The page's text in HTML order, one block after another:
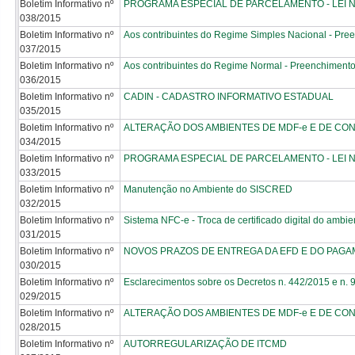
Boletim Informativo nº
038/2015
PROGRAMA ESPECIAL DE PARCELAMENTO - LEI
Boletim Informativo nº
037/2015
Aos contribuintes do Regime Simples Nacional -
Boletim Informativo nº
036/2015
Aos contribuintes do Regime Normal -
Boletim Informativo nº
035/2015
CADIN - CADASTRO INFORMATIVO ESTADUAL
Boletim Informativo nº
034/2015
ALTERAÇÃO DOS AMBIENTES DE MDF-e E DE
Boletim Informativo nº
033/2015
PROGRAMA ESPECIAL DE PARCELAMENTO - LEI
Boletim Informativo nº
032/2015
Manutenção no Ambiente do SISCRED
Boletim Informativo nº
031/2015
Sistema NFC-e - Troca de certificado digital do
Boletim Informativo nº
030/2015
NOVOS PRAZOS DE ENTREGA DA EFD E DO
Boletim Informativo nº
029/2015
Esclarecimentos sobre os Decretos n. 442/2015 e n.
Boletim Informativo nº
028/2015
ALTERAÇÃO DOS AMBIENTES DE MDF-e E DE
Boletim Informativo nº
AUTORREGULARIZAÇÃO DE ITCMD